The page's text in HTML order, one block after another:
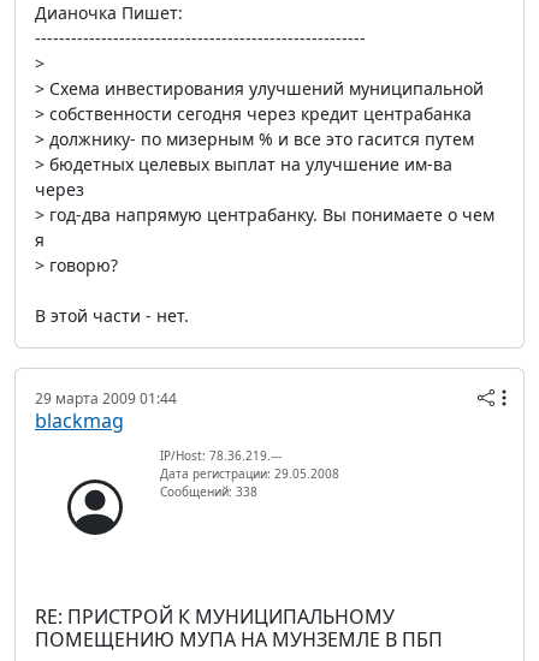
Дианочка Пишет:
-------------------------------------------------------
>
> Схема инвестирования улучшений муниципальной
> собственности сегодня через кредит центрабанка
> должнику- по мизерным % и все это гасится путем
> бюдетных целевых выплат на улучшение им-ва
через
> год-два напрямую центрабанку. Вы понимаете о чем
я
> говорю?
В этой части - нет.
29 марта 2009 01:44
blackmag
IP/Host: 78.36.219.---
Дата регистрации: 29.05.2008
Сообщений: 338
RE: ПРИСТРОЙ К МУНИЦИПАЛЬНОМУ
ПОМЕЩЕНИЮ МУПА НА МУНЗЕМЛЕ В ПБП